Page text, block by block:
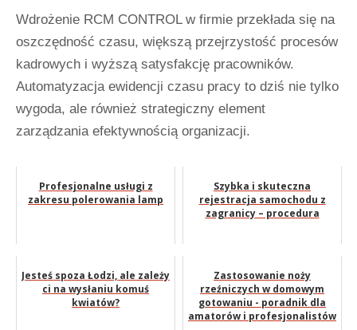
Wdrożenie RCM CONTROL w firmie przekłada się na
oszczędność czasu, większą przejrzystość procesów
kadrowych i wyższą satysfakcję pracowników.
Automatyzacja ewidencji czasu pracy to dziś nie tylko
wygoda, ale również strategiczny element
zarządzania efektywnością organizacji.
Profesjonalne usługi z
zakresu polerowania lamp
Szybka i skuteczna
rejestracja samochodu z
zagranicy – procedura
Jesteś spoza Łodzi, ale zależy
ci na wysłaniu komuś
kwiatów?
Zastosowanie noży
rzeźniczych w domowym
gotowaniu - poradnik dla
amatorów i profesjonalistów